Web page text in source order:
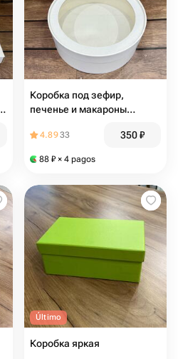
Коробка под зефир,
печенье и макароны
диам.200мм выс.70 мм
4.8933 350₽
88 ₽ × 4 pagos
Último
Коробка яркая